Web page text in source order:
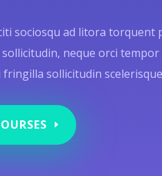
sociosqu ad litora torquent
neque orci
sollicitudin